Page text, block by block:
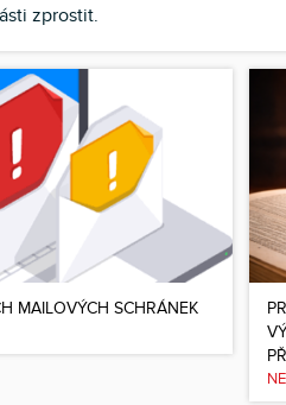
zprostit.
MAILOVÝCH SCHRÁNEK